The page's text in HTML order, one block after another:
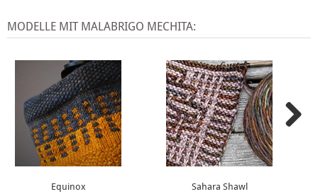
MODELLE MIT MALABRIGO MECHITA:
Equinox Sahara Shawl